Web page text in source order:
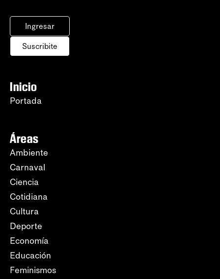
Ingresar
Suscribite
Inicio
Portada
Áreas
Ambiente
Carnaval
Ciencia
Cotidiana
Cultura
Deporte
Economía
Educación
Feminismos